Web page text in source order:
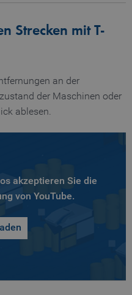
Strecken mit T-
an der
der Maschinen oder
ablesen.
akzeptieren Sie die
von YouTube.